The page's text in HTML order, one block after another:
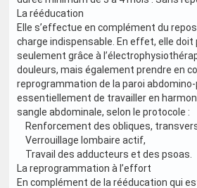
La rééducation
Elle s’effectue en complément du repos
charge indispensable. En effet, elle
seulement grâce à
douleurs, mais également prendre en
reprogrammation de la paroi abdomino-
essentiellement de travailler en
sangle abdominale, selon le protocole :
Renforcement des obliques,
Verrouillage lombaire actif,
Travail des adducteurs et des psoas.
La reprogrammation à l’effort
En complément de la rééducation qui